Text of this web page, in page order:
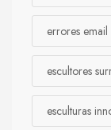
errores email
escultores
esculturas